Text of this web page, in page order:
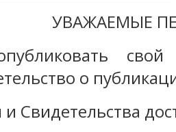
УВАЖАЕМЫЕ
о
Свидетельства